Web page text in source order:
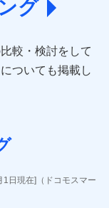
(https://www.e-
sonpo)
グ
較・検討をして
ついても掲載し
日現在]（ドコモスマー